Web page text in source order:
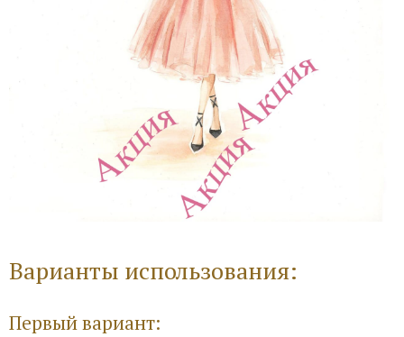
Варианты использования:
Первый вариант: